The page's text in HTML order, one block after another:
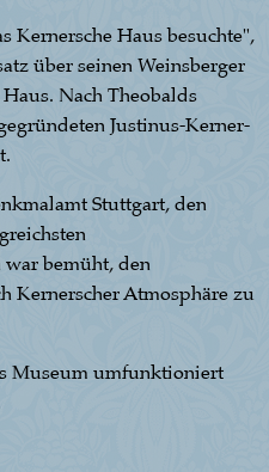
Kernersche Haus besuchte",
über seinen Weinsberger
Nach Theobalds
Justinus-Kerner-
Stuttgart, den
war bemüht, den
Kernerscher Atmosphäre zu
Museum umfunktioniert